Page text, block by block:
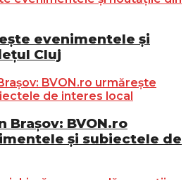
evenimentele și
Cluj
Brașov: BVON.ro
și subiectele de